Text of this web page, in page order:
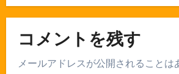
コメントを残す
メールアドレスが公開されることは